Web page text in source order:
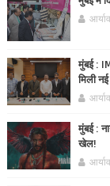
मुंबई :
मिली
मुंबई :
खेल!